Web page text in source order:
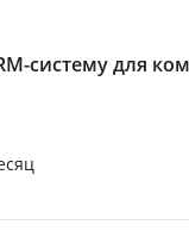
систему для